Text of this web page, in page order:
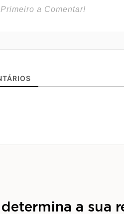
a sua